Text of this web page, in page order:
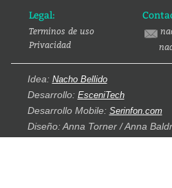
Legal:
Terminos de uso
Privacidad
Idea: Nacho Bellido
Desarrollo: EsceniTech
Desarrollo Mobile: Serinfon.com
Diseño: Anna Torner / Anna